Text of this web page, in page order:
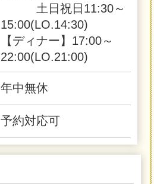
土日祝日11:30～
15:00(LO.14:30)
【ディナー】17:00～
22:00(LO.21:00)
年中無休
予約対応可